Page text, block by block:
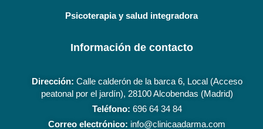
Psicoterapia y salud integradora
Información de contacto
Dirección: Calle calderón de la barca 6, Local (Acceso
peatonal por el jardín), 28100 Alcobendas (Madrid)
Teléfono: 696 64 34 84
Correo electrónico: info@clinicaadarma.com